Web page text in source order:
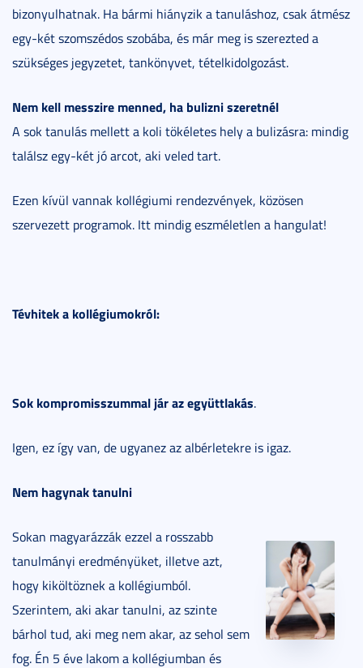
bizonyulhatnak. Ha bármi hiányzik a tanuláshoz, csak átmész
egy-két szomszédos szobába, és már meg is szerezted a
szükséges jegyzetet, tankönyvet, tételkidolgozást.
Nem kell messzire menned, ha bulizni szeretnél
A sok tanulás mellett a koli tökéletes hely a bulizásra: mindig
találsz egy-két jó arcot, aki veled tart.
Ezen kívül vannak kollégiumi rendezvények, közösen
szervezett programok. Itt mindig eszméletlen a hangulat!
Tévhitek a kollégiumokról:
Sok kompromisszummal jár az együttlakás.
Igen, ez így van, de ugyanez az albérletekre is igaz.
Nem hagynak tanulni
Sokan magyarázzák ezzel a rosszabb
tanulmányi eredményüket, illetve azt,
hogy kiköltöznek a kollégiumból.
Szerintem, aki akar tanulni, az szinte
bárhol tud, aki meg nem akar, az sehol sem
fog. Én 5 éve lakom a kollégiumban és